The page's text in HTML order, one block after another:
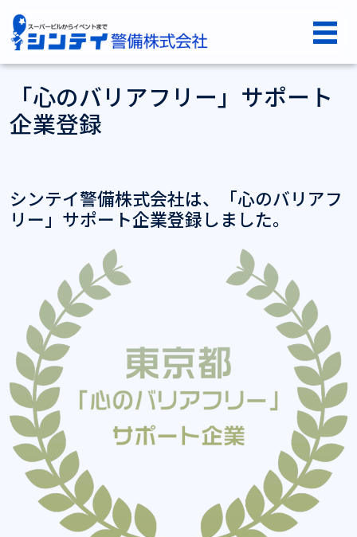
コンテンツへスキップ
メインナビゲーション
シンテイ警備株式会社
「⼼のバリアフリー」サポート
企業登録
シンテイ警備株式会社は、「⼼のバリアフ
リー」サポート企業登録しました。